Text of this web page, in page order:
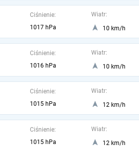
Ciśnienie:
1017 hPa
Wiatr:
10 km/h
Ciśnienie:
1016 hPa
Wiatr:
10 km/h
Ciśnienie:
1015 hPa
Wiatr:
12 km/h
Ciśnienie:
1015 hPa
Wiatr:
12 km/h